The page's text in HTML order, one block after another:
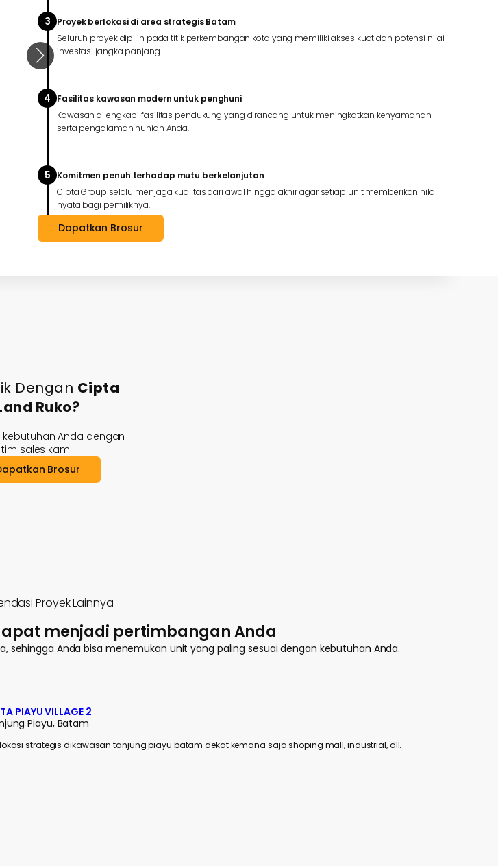
3
Proyek berlokasi di area strategis Batam
Seluruh proyek dipilih pada titik perkembangan kota yang memiliki akses kuat dan potensi nilai
investasi jangka panjang.
4
Fasilitas kawasan modern untuk penghuni
Kawasan dilengkapi fasilitas pendukung yang dirancang untuk meningkatkan kenyamanan
serta pengalaman hunian Anda.
5
Komitmen penuh terhadap mutu berkelanjutan
Cipta Group selalu menjaga kualitas dari awal hingga akhir agar setiap unit memberikan nilai
nyata bagi pemiliknya.
Dapatkan Brosur
Dengan Cipta
Ruko?
kebutuhan Anda dengan
tim sales kami.
Brosur
Proyek Lainnya
menjadi pertimbangan Anda
sehingga Anda bisa menemukan unit yang paling sesuai dengan kebutuhan Anda.
PIAYU VILLAGE 2
Piayu, Batam
strategis dikawasan tanjung piayu batam dekat kemana saja shoping mall, industrial, dll.